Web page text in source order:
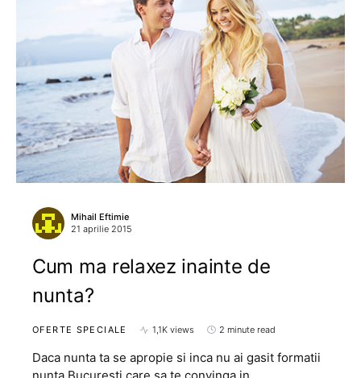
Mihail Eftimie
21 aprilie 2015
Cum ma relaxez inainte de
nunta?
OFERTE SPECIALE 1,1K views 2 minute read
Daca nunta ta se apropie si inca nu ai gasit formatii